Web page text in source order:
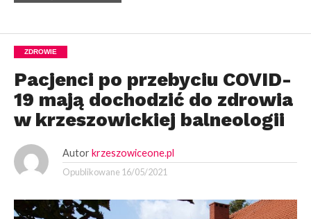
ZDROWIE
Pacjenci po przebyciu COVID-
19 mają dochodzić do zdrowia
w krzeszowickiej balneologii
Autor krzeszowiceone.pl
Opublikowane 16/05/2021